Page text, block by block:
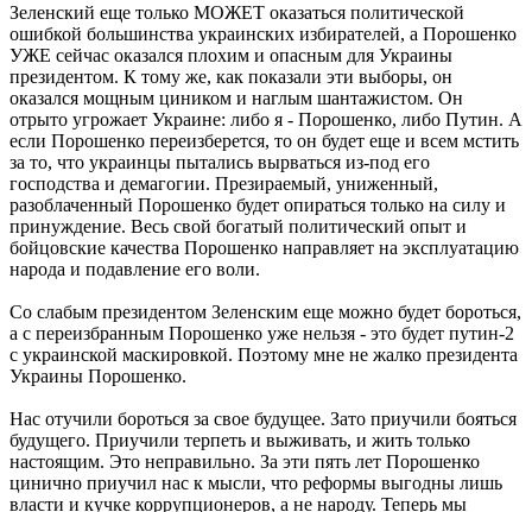
Зеленский еще только МОЖЕТ оказаться политической
ошибкой большинства украинских избирателей, а Порошенко
УЖЕ сейчас оказался плохим и опасным для Украины
президентом. К тому же, как показали эти выборы, он
оказался мощным циником и наглым шантажистом. Он
отрыто угрожает Украине: либо я - Порошенко, либо Путин. А
если Порошенко переизберется, то он будет еще и всем мстить
за то, что украинцы пытались вырваться из-под его
господства и демагогии. Презираемый, униженный,
разоблаченный Порошенко будет опираться только на силу и
принуждение. Весь свой богатый политический опыт и
бойцовские качества Порошенко направляет на эксплуатацию
народа и подавление его воли.
Со слабым президентом Зеленским еще можно будет бороться,
а с переизбранным Порошенко уже нельзя - это будет путин-2
с украинской маскировкой. Поэтому мне не жалко президента
Украины Порошенко.
Нас отучили бороться за свое будущее. Зато приучили бояться
будущего. Приучили терпеть и выживать, и жить только
настоящим. Это неправильно. За эти пять лет Порошенко
цинично приучил нас к мысли, что реформы выгодны лишь
власти и кучке коррупционеров, а не народу. Теперь мы